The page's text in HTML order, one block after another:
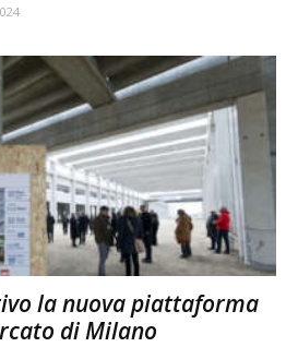
la nuova piattaforma
di Milano